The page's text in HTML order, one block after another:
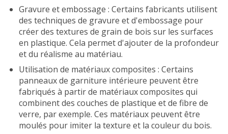
Gravure et embossage : Certains fabricants utilisent
des techniques de gravure et d'embossage pour
créer des textures de grain de bois sur les surfaces
en plastique. Cela permet d'ajouter de la profondeur
et du réalisme au matériau.
Utilisation de matériaux composites : Certains
panneaux de garniture intérieure peuvent être
fabriqués à partir de matériaux composites qui
combinent des couches de plastique et de fibre de
verre, par exemple. Ces matériaux peuvent être
moulés pour imiter la texture et la couleur du bois.